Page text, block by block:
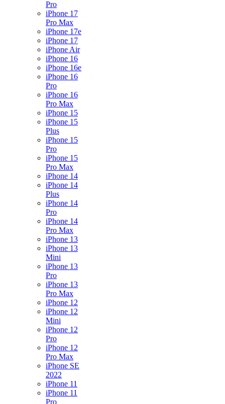
Pro
iPhone 17
Pro Max
iPhone 17e
iPhone 17
iPhone Air
iPhone 16
iPhone 16e
iPhone 16
Pro
iPhone 16
Pro Max
iPhone 15
iPhone 15
Plus
iPhone 15
Pro
iPhone 15
Pro Max
iPhone 14
iPhone 14
Plus
iPhone 14
Pro
iPhone 14
Pro Max
iPhone 13
iPhone 13
Mini
iPhone 13
Pro
iPhone 13
Pro Max
iPhone 12
iPhone 12
Mini
iPhone 12
Pro
iPhone 12
Pro Max
iPhone SE
2022
iPhone 11
iPhone 11
Pro